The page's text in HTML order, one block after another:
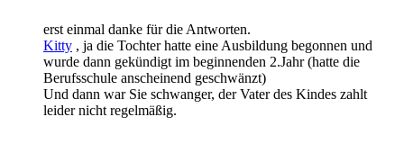
erst einmal danke für die Antworten.
Kitty , ja die Tochter hatte eine Ausbildung begonnen und
wurde dann gekündigt im beginnenden 2.Jahr (hatte die
Berufsschule anscheinend geschwänzt)
Und dann war Sie schwanger, der Vater des Kindes zahlt
leider nicht regelmäßig.